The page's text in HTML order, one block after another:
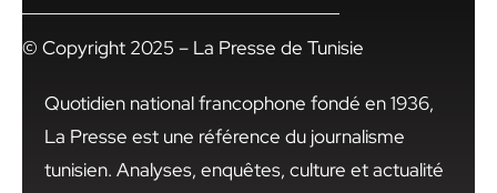
© Copyright 2025 – La Presse de Tunisie
Quotidien national francophone fondé en 1936,
La Presse est une référence du journalisme
tunisien. Analyses, enquêtes, culture et actualité